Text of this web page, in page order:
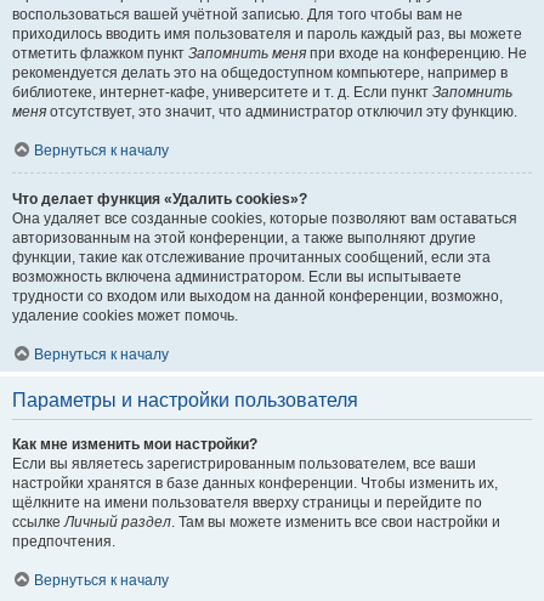
воспользоваться вашей учётной записью. Для того чтобы вам не
приходилось вводить имя пользователя и пароль каждый раз, вы можете
отметить флажком пункт Запомнить меня при входе на конференцию. Не
рекомендуется делать это на общедоступном компьютере, например в
библиотеке, интернет-кафе, университете и т. д. Если пункт Запомнить
меня отсутствует, это значит, что администратор отключил эту функцию.
Вернуться к началу
Что делает функция «Удалить cookies»?
Она удаляет все созданные cookies, которые позволяют вам оставаться
авторизованным на этой конференции, а также выполняют другие
функции, такие как отслеживание прочитанных сообщений, если эта
возможность включена администратором. Если вы испытываете
трудности со входом или выходом на данной конференции, возможно,
удаление cookies может помочь.
Вернуться к началу
Параметры и настройки пользователя
Как мне изменить мои настройки?
Если вы являетесь зарегистрированным пользователем, все ваши
настройки хранятся в базе данных конференции. Чтобы изменить их,
щёлкните на имени пользователя вверху страницы и перейдите по
ссылкеЛичный раздел. Там вы можете изменить все свои настройки и
предпочтения.
Вернуться к началу